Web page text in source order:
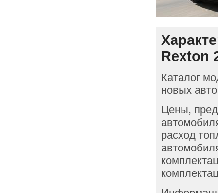
Rexton
Каталог
новых
Цены,
расход